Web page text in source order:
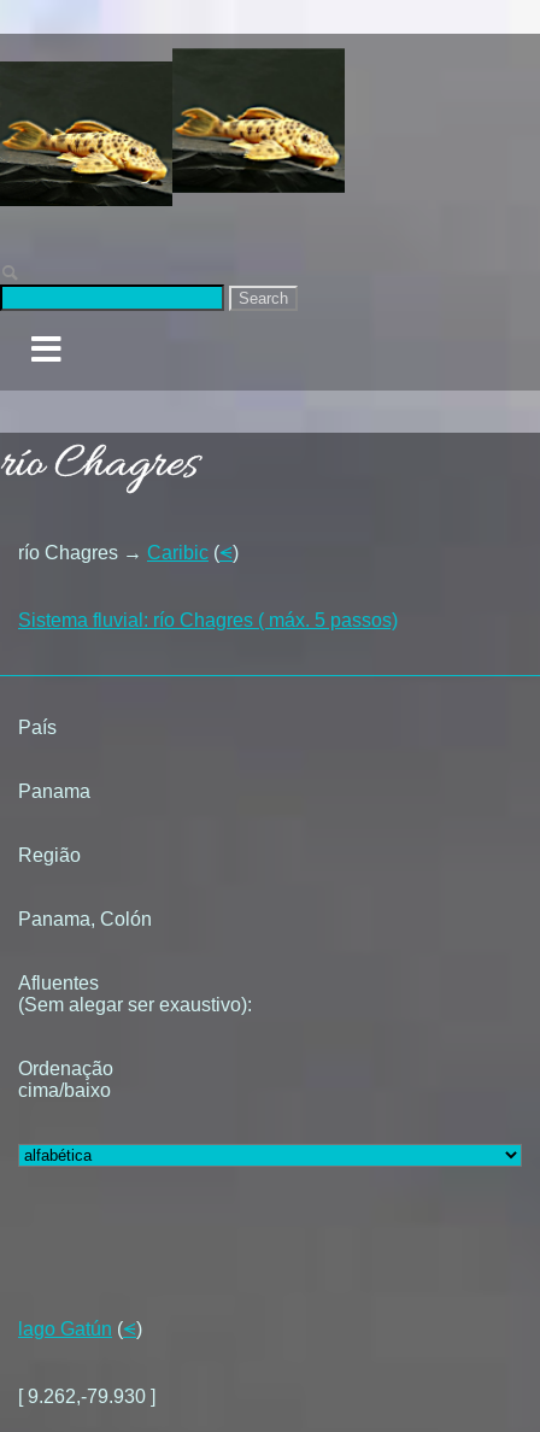
Search
río Chagres
río Chagres → Caribic (⪪)
Sistema fluvial: río Chagres ( máx. 5 passos)
País
Panama
Região
Panama, Colón
Afluentes
(Sem alegar ser exaustivo):
Ordenação
cima/baixo
lago Gatún (⪪)
[ 9.262,-79.930 ]